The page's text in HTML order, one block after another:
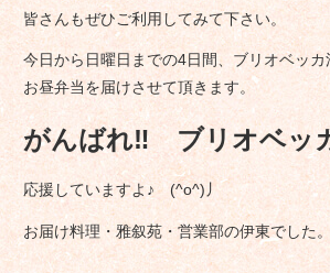
皆さんもぜひご利用してみて下さい。
今日から日曜日までの4日間、ブリオベッ
お昼弁当を届けさせて頂きます。
がんばれ‼ ブリオベッ
応援していますよ♪ (^o^)丿
お届け料理・雅叙苑・営業部の伊東でした。